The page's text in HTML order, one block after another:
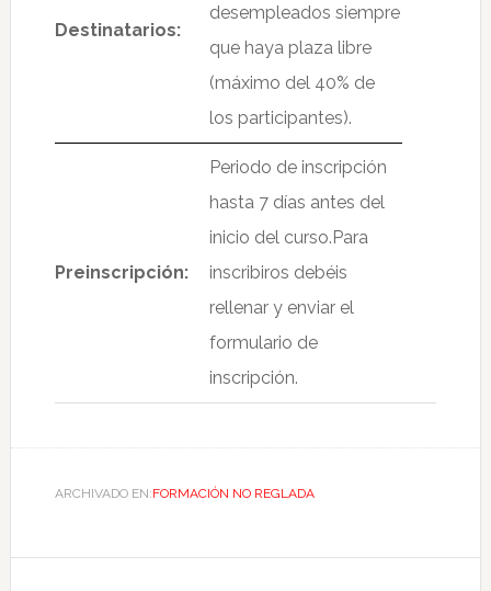
Destinatarios:
desempleados siempre
que haya plaza libre
(máximo del 40% de
los participantes).
Preinscripción:
Periodo de inscripción
hasta 7 días antes del
inicio del curso.Para
inscribiros debéis
rellenar y enviar el
formulario de
inscripción.
ARCHIVADO EN:FORMACIÓN NO REGLADA